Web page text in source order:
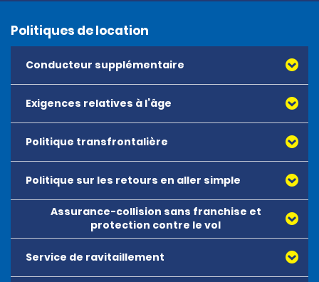
Politiques de location
Conducteur supplémentaire
Exigences relatives à l’âge
Politique transfrontalière
Politique sur les retours en aller simple
Assurance-collision sans franchise et
protection contre le vol
Service de ravitaillement